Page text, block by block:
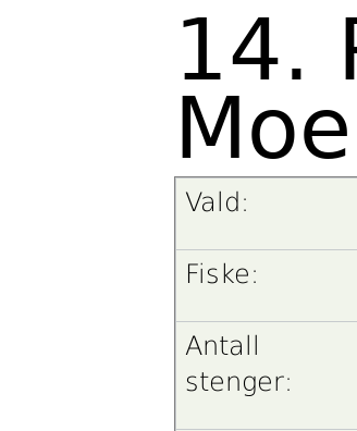
14.
Vald:
Fiske:
Antall
stenger: